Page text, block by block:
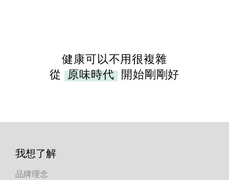
健康可以不用很複雜
從原味時代 開始剛剛好
我想了解
品牌理念